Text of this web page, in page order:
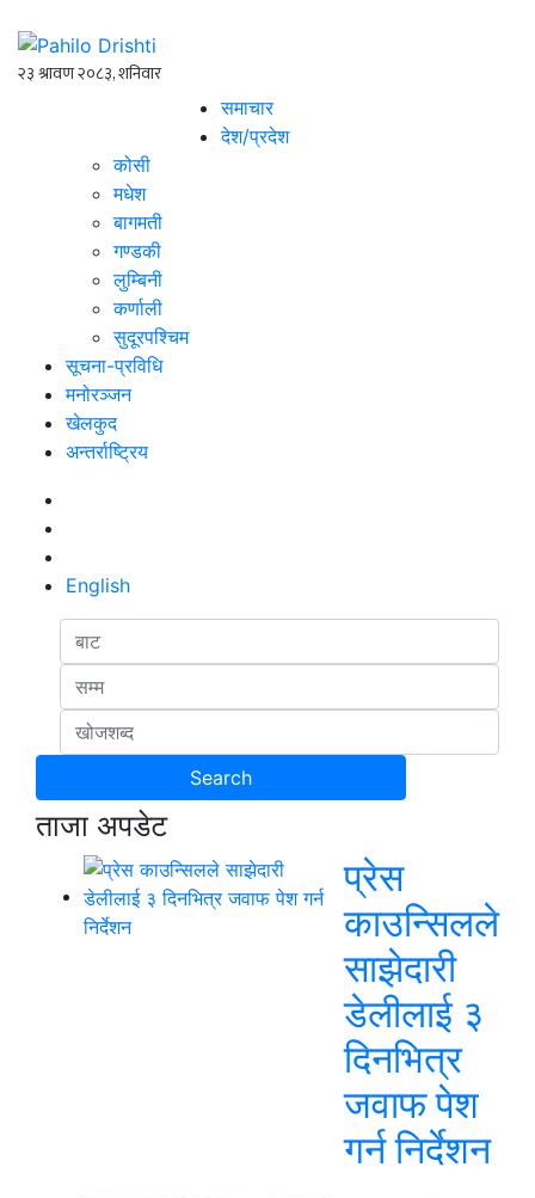
समाचार
देश/प्रदेश
कोसी
मधेश
बागमती
गण्डकी
लुम्बिनी
कर्णाली
सुदूरपश्चिम
सूचना-प्रविधि
मनोरञ्जन
खेलकुद
अन्तर्राष्ट्रिय
English
ताजा अपडेट
प्रेस
काउन्सिलले
साझेदारी
डेलीलाई ३
दिनभित्र
जवाफ पेश
गर्न निर्देशन